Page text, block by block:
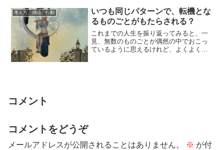
考え方、感情、行動
いつも同じパターンで、転機とな
るものごとがもたらされる？
これまでの人生を振り返ってみると、一
見、無数のものごとが偶然の中でおこっ
ているように思えるけれど、よくよく注
コメント
コメントをどうぞ
メールアドレスが公開されることはありません。 ※ が付